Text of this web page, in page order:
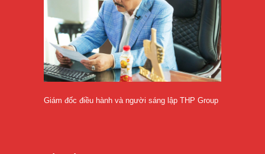
Giám đốc điều hành và người sáng lập THP Group